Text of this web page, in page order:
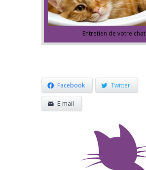
Entretien de votre chat
Facebook Twitter
E-mail